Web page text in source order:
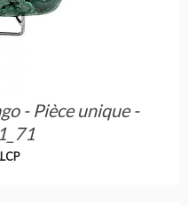
- Pièce unique -